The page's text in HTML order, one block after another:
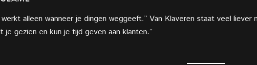
werkt alleen wanneer je dingen weggeeft.” Van Klaveren staat veel
je gezien en kun je tijd geven aan klanten.”